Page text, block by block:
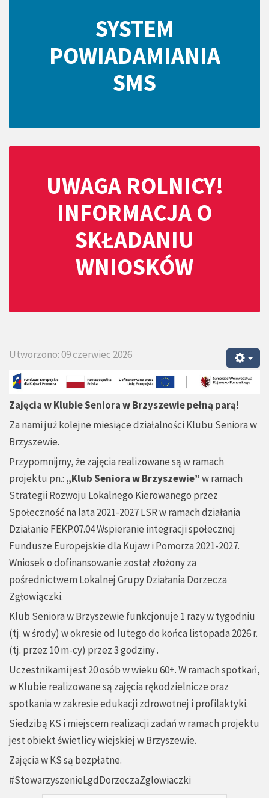
SYSTEM
POWIADAMIANIA
SMS
UWAGA ROLNICY!
INFORMACJA O
SKŁADANIU
WNIOSKÓW
Utworzono: 09 czerwiec 2026
Zajęcia w Klubie Seniora w Brzyszewie pełną parą!
Za nami już kolejne miesiące działalności Klubu Seniora w
Brzyszewie.
Przypomnijmy, że zajęcia realizowane są w ramach
projektu pn.: „Klub Seniora w Brzyszewie”w ramach
Strategii Rozwoju Lokalnego Kierowanego przez
Społeczność na lata 2021-2027 LSR w ramach działania
Działanie FEKP.07.04 Wspieranie integracji społecznej
Fundusze Europejskie dla Kujaw i Pomorza 2021-2027.
Wniosek o dofinansowanie został złożony za
pośrednictwem Lokalnej Grupy Działania Dorzecza
Zgłowiączki.
Klub Seniora w Brzyszewie funkcjonuje 1 razy w tygodniu
(tj. w środy) w okresie od lutego do końca listopada 2026 r.
(tj. przez 10 m-cy) przez 3 godziny .
Uczestnikami jest 20 osób w wieku 60+. W ramach spotkań,
w Klubie realizowane są zajęcia rękodzielnicze oraz
spotkania w zakresie edukacji zdrowotnej i profilaktyki.
Siedzibą KS i miejscem realizacji zadań w ramach projektu
jest obiekt świetlicy wiejskiej w Brzyszewie.
Zajęcia w KS są bezpłatne.
#StowarzyszenieLgdDorzeczaZglowiaczki